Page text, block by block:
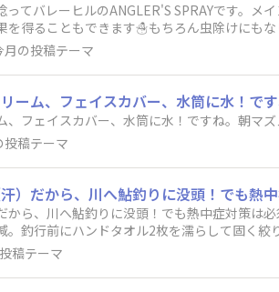
ってバレーヒルのANGLER'S SPRAYです。
を得ることもできます☃️もちろん虫除けにも
いときに蚊が来るだけで気が散ってしまいま
月の投稿テーマ
ーム、フェイスカバー、水筒に水！
、フェイスカバー、水筒に水！ですね。朝
投稿テーマ
ら、川へ鮎釣りに没頭！でも熱中症対策は
釣行前にハンドタオル2枚を濡らして固く
顔や首周りを拭くと目が覚めるし、リフレッ
稿テーマ